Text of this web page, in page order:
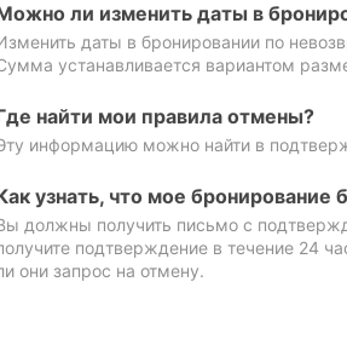
ли изменить даты в
даты в бронировании по
устанавливается вариантом
найти мои правила отмены?
информацию можно найти в
узнать, что мое бронирование
должны получить письмо с
подтверждение в течение 24
они запрос на отмену.